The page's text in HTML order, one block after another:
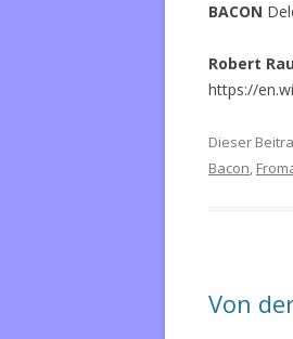
BACON
Robert
https://
Dieser
Bacon,
Von